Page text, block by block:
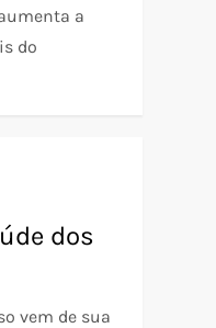
a
do
dos
vem de sua